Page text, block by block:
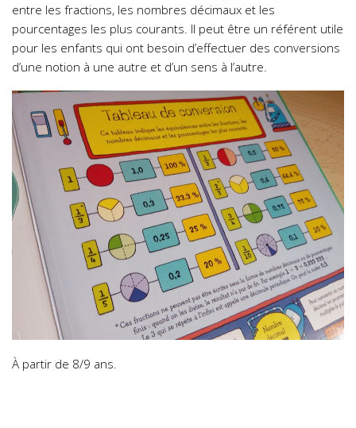
entre les fractions, les nombres décimaux et les
pourcentages les plus courants. Il peut être un référent utile
pour les enfants qui ont besoin d’effectuer des conversions
d’une notion à une autre et d’un sens à l’autre.
À partir de 8/9 ans.